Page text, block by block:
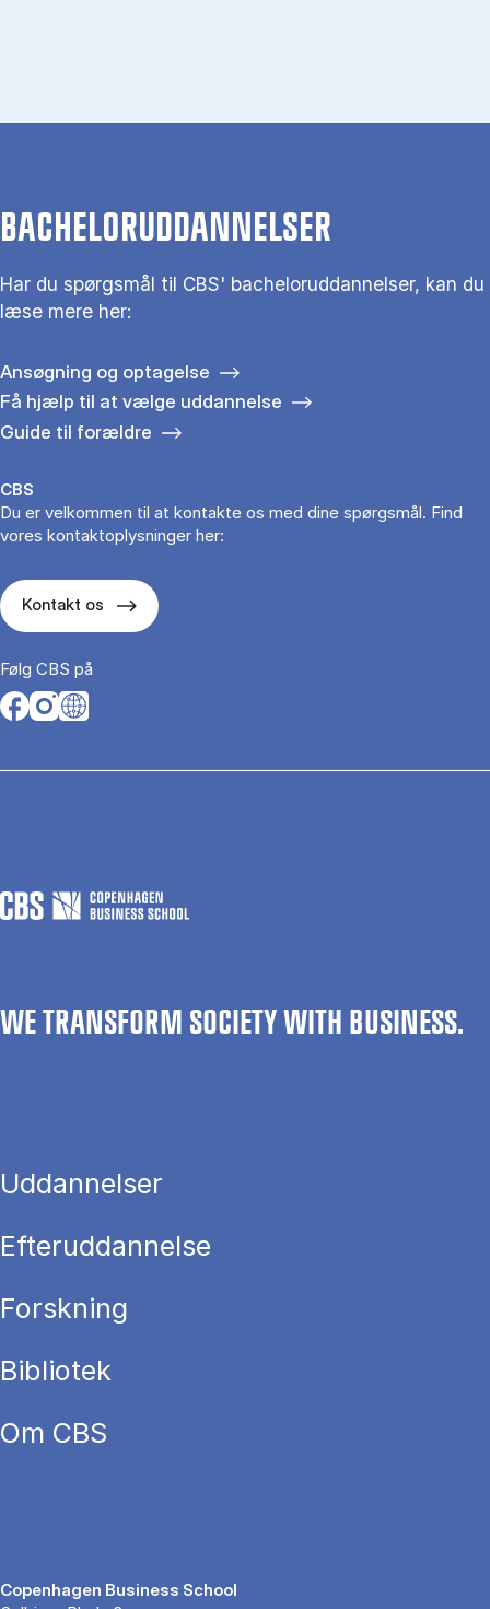
BACHELORUDDANNELSER
Har du spørgsmål til CBS' bacheloruddannelser, kan du
læse mere her:
Ansøgning og optagelse
Få hjælp til at vælge uddannelse
Guide til forældre
CBS
Du er velkommen til at kontakte os med dine spørgsmål. Find
vores kontaktoplysninger her:
Kontakt os
Følg CBS på
Opens in a new tab
Opens in a new tab
Opens in a new tab
WE TRANSFORM SOCIETY WITH BUSINESS.
Uddannelser
Efteruddannelse
Forskning
Bibliotek
Om CBS
Copenhagen Business School